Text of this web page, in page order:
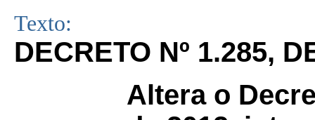
Texto:
DECRETO Nº 1.285,
Altera o